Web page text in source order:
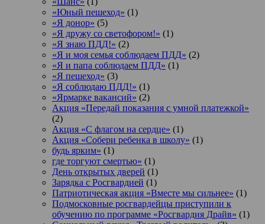
«Юный пешеход» (1)
«Я донор» (5)
«Я дружу со светофором!» (1)
«Я знаю ПДД!» (2)
«Я и моя семья соблюдаем ПДД» (2)
«Я и папа соблюдаем ПДД» (1)
«Я пешеход» (3)
«Я соблюдаю ПДД!» (1)
«Ярмарке вакансий» (2)
Акция «Передай показания с умной платежкой»
(2)
Акция «С флагом на сердце» (1)
Акция «Собери ребенка в школу» (1)
будь ярким» (1)
где торгуют смертью» (1)
День открытых дверей (1)
Зарядка с Росгвардией (1)
Патриотическая акция «Вместе мы сильнее» (1)
Подмосковные росгвардейцы приступили к
обучению по программе «Росгвардия Драйв» (1)